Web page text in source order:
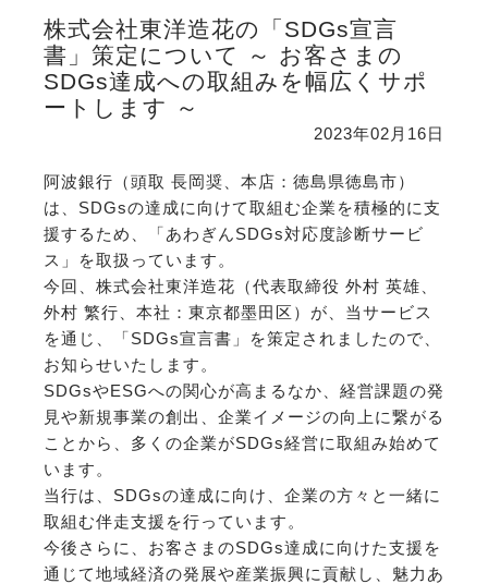
株式会社東洋造花の「SDGs宣言
書」策定について ～ お客さまの
SDGs達成への取組みを幅広くサポ
ートします ～
2023年02月16日
阿波銀行（頭取 長岡奨、本店：徳島県徳島市）
は、SDGsの達成に向けて取組む企業を積極的に支
援するため、「あわぎんSDGs対応度診断サービ
ス」を取扱っています。
今回、株式会社東洋造花（代表取締役 外村 英雄、
外村 繁行、本社：東京都墨田区）が、当サービス
を通じ、「SDGs宣言書」を策定されましたので、
お知らせいたします。
SDGsやESGへの関心が高まるなか、経営課題の発
見や新規事業の創出、企業イメージの向上に繋がる
ことから、多くの企業がSDGs経営に取組み始めて
います。
当行は、SDGsの達成に向け、企業の方々と一緒に
取組む伴走支援を行っています。
今後さらに、お客さまのSDGs達成に向けた支援を
通じて地域経済の発展や産業振興に貢献し、魅力あ